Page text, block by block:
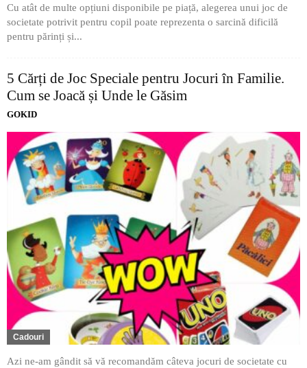
Cu atât de multe opțiuni disponibile pe piață, alegerea unui joc de
societate potrivit pentru copil poate reprezenta o sarcină dificilă
pentru părinți și...
5 Cărți de Joc Speciale pentru Jocuri în Familie.
Cum se Joacă și Unde le Găsim
GOKID
Cadouri
Azi ne-am gândit să vă recomandăm câteva jocuri de societate cu